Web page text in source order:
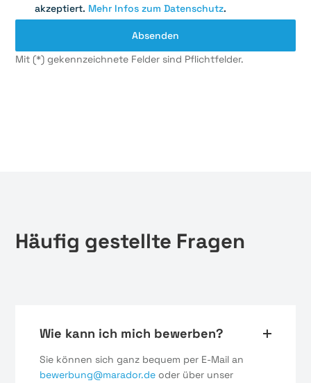
akzeptiert. Mehr Infos zum Datenschutz.
Mit (*) gekennzeichnete Felder sind Pflichtfelder.
Häufig gestellte Fragen
Wie kann ich mich bewerben?
Sie können sich ganz bequem per E-Mail an
bewerbung@marador.de oder über unser